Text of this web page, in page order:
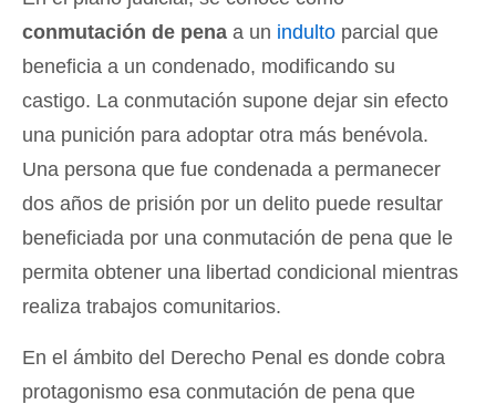
conmutación de pena a un indulto parcial que
beneficia a un condenado, modificando su
castigo. La conmutación supone dejar sin efecto
una punición para adoptar otra más benévola.
Una persona que fue condenada a permanecer
dos años de prisión por un delito puede resultar
beneficiada por una conmutación de pena que le
permita obtener una libertad condicional mientras
realiza trabajos comunitarios.
En el ámbito del Derecho Penal es donde cobra
protagonismo esa conmutación de pena que